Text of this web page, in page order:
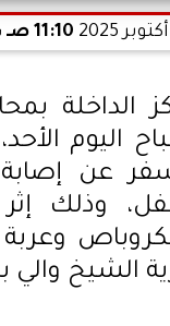
11:10 صـ
الداخلة
اليوم
وذلك
الشيخ والي